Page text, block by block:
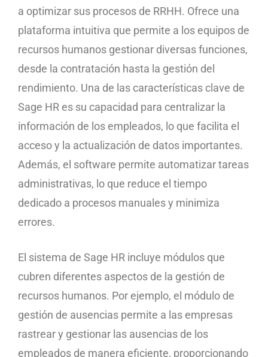
a optimizar sus procesos de RRHH. Ofrece una
plataforma intuitiva que permite a los equipos de
recursos humanos gestionar diversas funciones,
desde la contratación hasta la gestión del
rendimiento. Una de las características clave de
Sage HR es su capacidad para centralizar la
información de los empleados, lo que facilita el
acceso y la actualización de datos importantes.
Además, el software permite automatizar tareas
administrativas, lo que reduce el tiempo
dedicado a procesos manuales y minimiza
errores.
El sistema de Sage HR incluye módulos que
cubren diferentes aspectos de la gestión de
recursos humanos. Por ejemplo, el módulo de
gestión de ausencias permite a las empresas
rastrear y gestionar las ausencias de los
empleados de manera eficiente, proporcionando